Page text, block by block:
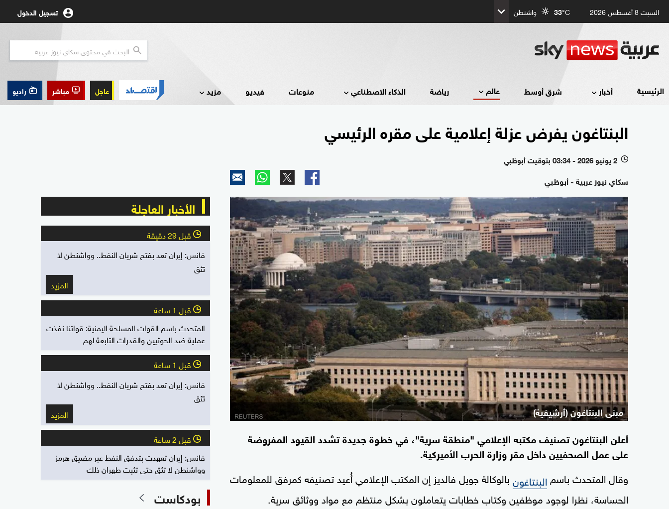
السبت 8 أغسطس 2026 33°C واشنطن تسجيل الدخول
الرئيسية أخبار شرق أوسط عالم رياضة الذكاء الاصطناعي منوعات فيديو مزيد عاجل مباشر راديو
البنتاغون يفرض عزلة إعلامية على مقره الرئيسي
l 2 يونيو 2026 - 03:34 بتوقيت أبوظبي
سكاي نيوز عربية - أبوظبي
مبنى البنتاغون (أرشيفية)
أعلن البنتاغون تصنيف مكتبه الإعلامي "منطقة سرية"، في خطوة جديدة تشدد القيود المفروضة
على عمل الصحفيين داخل مقر وزارة الحرب الأميركية.
وقال المتحدث باسم البنتاغون بالوكالة جويل فالديز إن المكتب الإعلامي أُعيد تصنيفه كمرفق للمعلومات
الحساسة، نظرا لوجود موظفين وكتاب خطابات يتعاملون بشكل منتظم مع مواد ووثائق سرية.
الأخبار العاجلة
l قبل 29 دقيقة
فانس: إيران تعد بفتح شريان النفط.. وواشنطن لا
تثق
المزيد
l قبل 1 ساعة
المتحدث باسم القوات المسلحة اليمنية: قواتنا نفذت
عملية ضد الحوثيين والقدرات التابعة لهم
l قبل 1 ساعة
فانس: إيران تعد بفتح شريان النفط.. وواشنطن لا
تثق
المزيد
l قبل 2 ساعة
فانس: إيران تعهدت بتدفق النفط عبر مضيق هرمز
وواشنطن لا تثق حتى تثبت طهران ذلك
بودكاست